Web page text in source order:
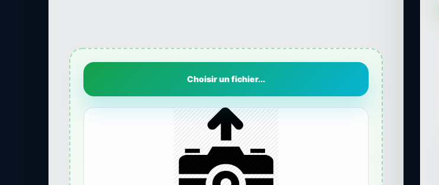
Choisir un fichier...